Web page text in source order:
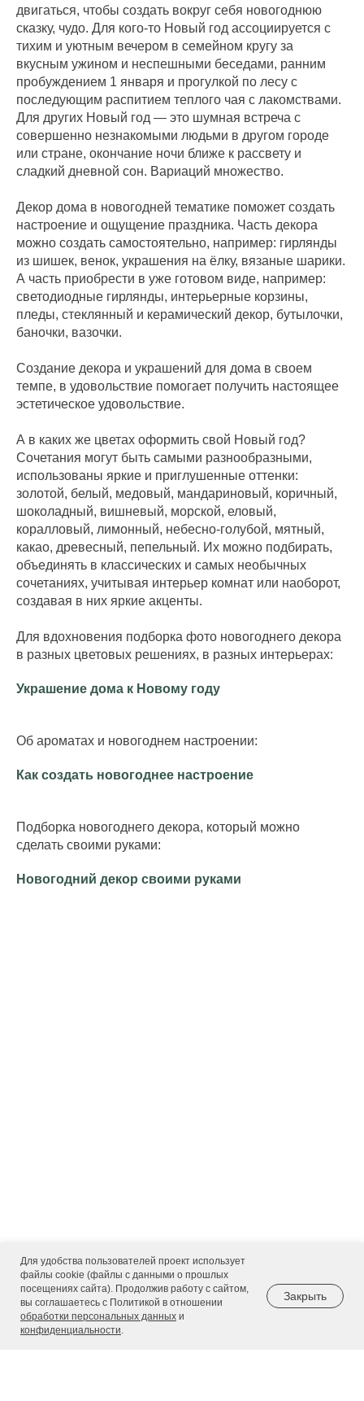
двигаться, чтобы создать вокруг себя новогоднюю
сказку, чудо. Для кого-то Новый год ассоциируется с
тихим и уютным вечером в семейном кругу за
вкусным ужином и неспешными беседами, ранним
пробуждением 1 января и прогулкой по лесу с
последующим распитием теплого чая с лакомствами.
Для других Новый год — это шумная встреча с
совершенно незнакомыми людьми в другом городе
или стране, окончание ночи ближе к рассвету и
сладкий дневной сон. Вариаций множество.
Декор дома в новогодней тематике поможет создать
настроение и ощущение праздника. Часть декора
можно создать самостоятельно, например: гирлянды
из шишек, венок, украшения на ёлку, вязаные шарики.
А часть приобрести в уже готовом виде, например:
светодиодные гирлянды, интерьерные корзины,
пледы, стеклянный и керамический декор, бутылочки,
баночки, вазочки.
Создание декора и украшений для дома в своем
темпе, в удовольствие помогает получить настоящее
эстетическое удовольствие.
А в каких же цветах оформить свой Новый год?
Сочетания могут быть самыми разнообразными,
использованы яркие и приглушенные оттенки:
золотой, белый, медовый, мандариновый, коричный,
шоколадный, вишневый, морской, еловый,
коралловый, лимонный, небесно-голубой, мятный,
какао, древесный, пепельный. Их можно подбирать,
объединять в классических и самых необычных
сочетаниях, учитывая интерьер комнат или наоборот,
создавая в них яркие акценты.
Для вдохновения подборка фото новогоднего декора
в разных цветовых решениях, в разных интерьерах:
Украшение дома к Новому году
Об ароматах и новогоднем настроении:
Как создать новогоднее настроение
Подборка новогоднего декора, который можно
сделать своими руками:
Новогодний декор своими руками
Для удобства пользователей проект использует
файлы cookie (файлы с данными о прошлых
посещениях сайта). Продолжив работу с сайтом,
вы соглашаетесь с Политикой в отношении
обработки персональных данных и
конфиденциальности.
Закрыть